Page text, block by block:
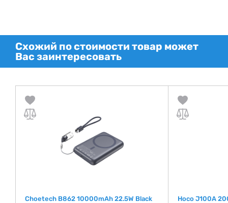
Схожий по стоимости товар может
Вас заинтересовать
Choetech B862 10000mAh 22.5W Black
Hoco J100A